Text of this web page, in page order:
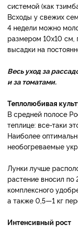
системой (как
Всходы у свежих
4 недели можно
размером 10х10 см,
высадки на
Весь уход за
и за томатами.
Теплолюбивая
В средней полосе
теплице: все-таки
Наиболее
необогреваемые
Лунки лучше
растение вносил по
комплексного
а также 0,5—1 кг
Интенсивный рост